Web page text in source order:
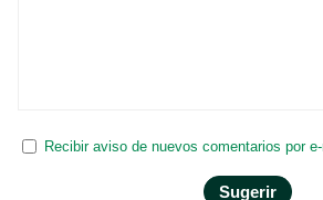
Recibir aviso de nuevos comentarios por